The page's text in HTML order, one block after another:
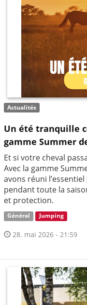
Actualités
Un été tranquille
gamme Summer
Et si votre cheval
Avec la gamme
avons réuni
pendant toute la
et protection.
Général Jumping
28. mai 2026 - 21:59